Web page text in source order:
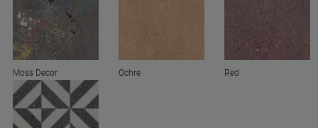
Moss Decor Ochre Red